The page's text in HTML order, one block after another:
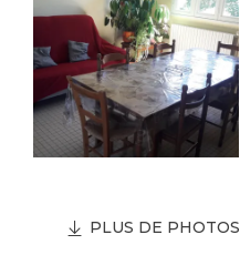
PLUS DE PHOTOS